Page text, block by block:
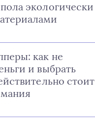
экологически
как не
и выбрать
стоит